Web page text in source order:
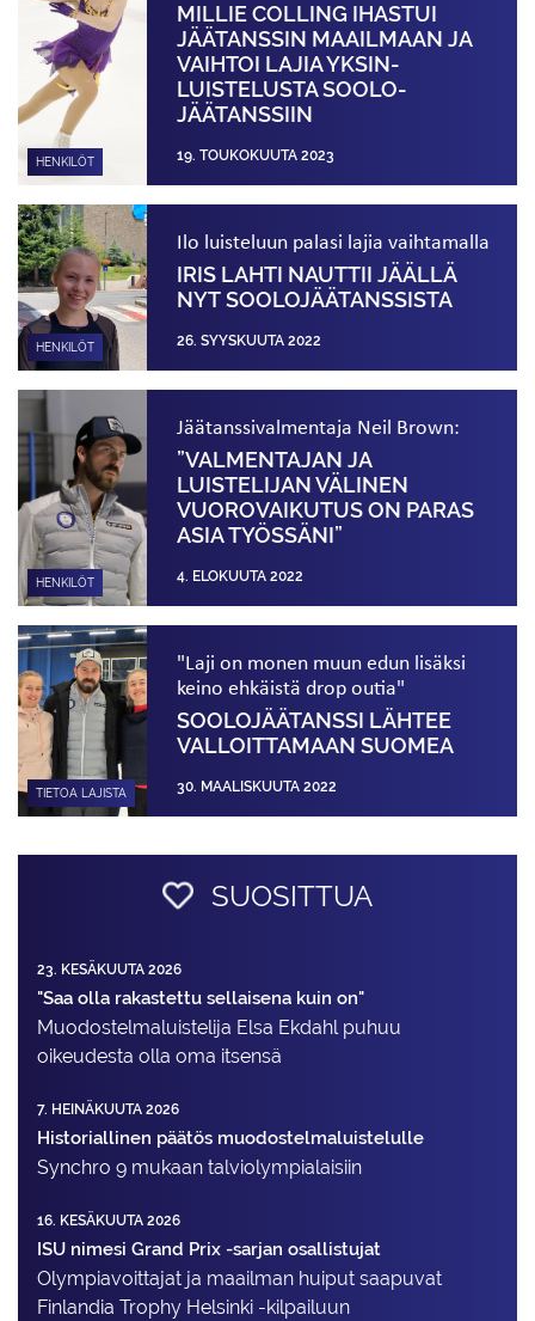
HENKILÖT
MILLIE COLLING IHASTUI
JÄÄTANSSIN MAAILMAAN JA
VAIHTOI LAJIA YKSIN­
LUISTELUSTA SOOLO­
JÄÄTANSSIIN
19. TOUKOKUUTA 2023
HENKILÖT
Ilo luisteluun palasi lajia vaihtamalla
IRIS LAHTI NAUTTII JÄÄLLÄ
NYT SOOLO­JÄÄTANSSISTA
26. SYYSKUUTA 2022
HENKILÖT
Jäätanssivalmentaja Neil Brown:
”VALMENTAJAN JA
LUISTELIJAN VÄLINEN
VUOROVAIKUTUS ON PARAS
ASIA TYÖSSÄNI”
4. ELOKUUTA 2022
TIETOA LAJISTA
"Laji on monen muun edun lisäksi
keino ehkäistä drop outia"
SOOLOJÄÄTANSSI LÄHTEE
VALLOITTAMAAN SUOMEA
30. MAALISKUUTA 2022
SUOSITTUA
23. KESÄKUUTA 2026
"Saa olla rakastettu sellaisena kuin on"
Muodostelma­luistelija Elsa Ekdahl puhuu
oikeudesta olla oma itsensä
7. HEINÄKUUTA 2026
Historiallinen päätös muodostelmaluistelulle
Synchro 9 mukaan talviolympialaisiin
16. KESÄKUUTA 2026
ISU nimesi Grand Prix -sarjan osallistujat
Olympiavoittajat ja maailman huiput saapuvat
Finlandia Trophy Helsinki -kilpailuun